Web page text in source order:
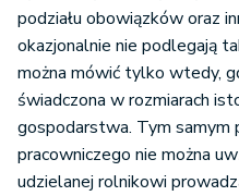
podziału obowiązków oraz
okazjonalnie nie podlegają
można mówić tylko wtedy,
świadczona w rozmiarach
gospodarstwa. Tym samym
pracowniczego nie można
udzielanej rolnikowi